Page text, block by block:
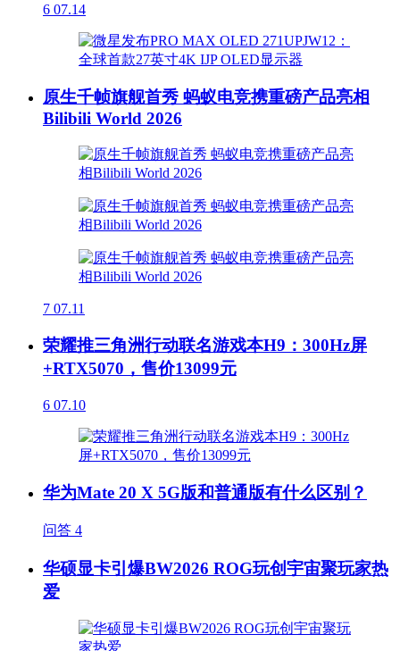
6 07.14
原生千帧旗舰首秀 蚂蚁电竞携重磅产品亮相
Bilibili World 2026
7 07.11
荣耀推三角洲行动联名游戏本H9：300Hz屏
+RTX5070，售价13099元
6 07.10
华为Mate 20 X 5G版和普通版有什么区别？
问答 4
华硕显卡引爆BW2026 ROG玩创宇宙聚玩家热
爱